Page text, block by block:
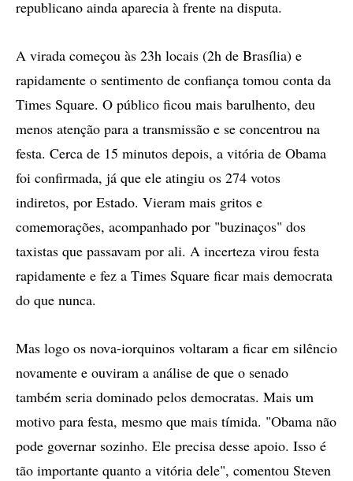
republicano ainda aparecia à frente na disputa.
A virada começou às 23h locais (2h de Brasília) e
rapidamente o sentimento de confiança tomou conta da
Times Square. O público ficou mais barulhento, deu
menos atenção para a transmissão e se concentrou na
festa. Cerca de 15 minutos depois, a vitória de Obama
foi confirmada, já que ele atingiu os 274 votos
indiretos, por Estado. Vieram mais gritos e
comemorações, acompanhado por "buzinaços" dos
taxistas que passavam por ali. A incerteza virou festa
rapidamente e fez a Times Square ficar mais democrata
do que nunca.
Mas logo os nova-iorquinos voltaram a ficar em silêncio
novamente e ouviram a análise de que o senado
também seria dominado pelos democratas. Mais um
motivo para festa, mesmo que mais tímida. "Obama não
pode governar sozinho. Ele precisa desse apoio. Isso é
tão importante quanto a vitória dele", comentou Steven